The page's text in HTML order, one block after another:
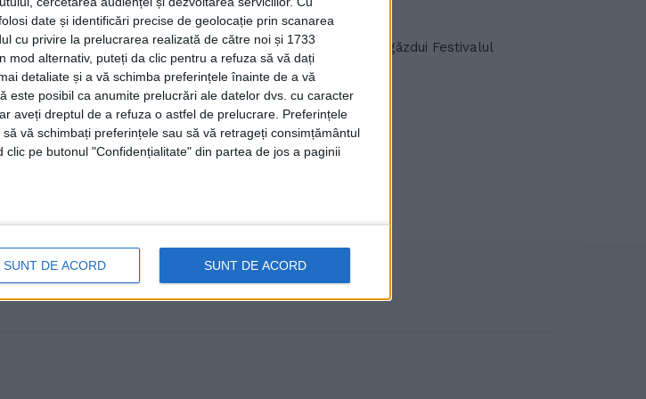
date și identificări precise de geolocație prin scanarea
cu privire la prelucrarea realizată de către noi și 1733
mod alternativ, puteți da clic pentru a refuza să vă dați
detaliate și a vă schimba preferințele înainte de a vă
este posibil ca anumite prelucrări ale datelor dvs. cu caracter
aveți dreptul de a refuza o astfel de prelucrare. Preferințele
vă schimbați preferințele sau să vă retrageți consimțământul
pe butonul "Confidențialitate" din partea de jos a paginii
SUNT DE ACORD SUNT DE ACORD
începînd cu ora 19.00, Cetatea de Scaun a Sucevei va găzdui Festivalul